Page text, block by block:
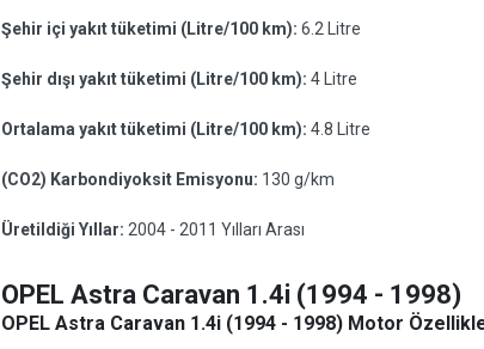
Şehir içi yakıt tüketimi (Litre/100 km): 6.2 Litre
Şehir dışı yakıt tüketimi (Litre/100 km): 4 Litre
Ortalama yakıt tüketimi (Litre/100 km): 4.8 Litre
(CO2) Karbondiyoksit Emisyonu: 130 g/km
Üretildiği Yıllar: 2004 - 2011 Yılları Arası
OPEL Astra Caravan 1.4i (1994 - 1998)
OPEL Astra Caravan 1.4i (1994 - 1998) Motor